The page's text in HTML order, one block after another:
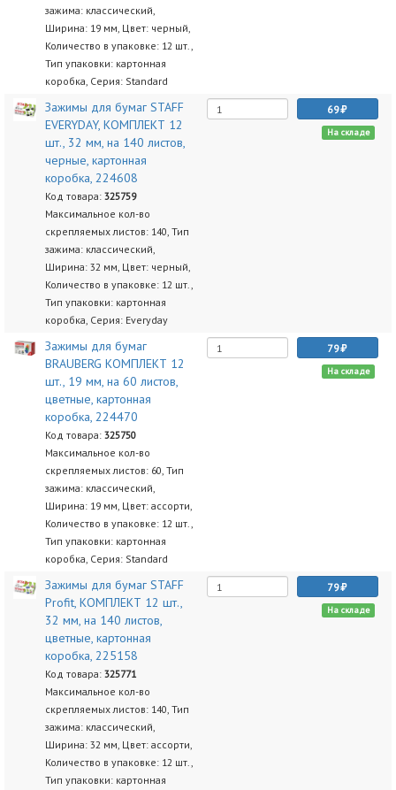
зажима: классический,
Ширина: 19 мм, Цвет: черный,
Количество в упаковке: 12 шт.,
Тип упаковки: картонная
коробка, Серия: Standard
Зажимы для бумаг STAFF
EVERYDAY, КОМПЛЕКТ 12
шт., 32 мм, на 140 листов,
черные, картонная
коробка, 224608
Код товара: 325759
Максимальное кол-во
скрепляемых листов: 140, Тип
зажима: классический,
Ширина: 32 мм, Цвет: черный,
Количество в упаковке: 12 шт.,
Тип упаковки: картонная
коробка, Серия: Everyday
69
На складе
Зажимы для бумаг
BRAUBERG КОМПЛЕКТ 12
шт., 19 мм, на 60 листов,
цветные, картонная
коробка, 224470
Код товара: 325750
Максимальное кол-во
скрепляемых листов: 60, Тип
зажима: классический,
Ширина: 19 мм, Цвет: ассорти,
Количество в упаковке: 12 шт.,
Тип упаковки: картонная
коробка, Серия: Standard
79
На складе
Зажимы для бумаг STAFF
Profit, КОМПЛЕКТ 12 шт.,
32 мм, на 140 листов,
цветные, картонная
коробка, 225158
Код товара: 325771
Максимальное кол-во
скрепляемых листов: 140, Тип
зажима: классический,
Ширина: 32 мм, Цвет: ассорти,
Количество в упаковке: 12 шт.,
Тип упаковки: картонная
79
На складе